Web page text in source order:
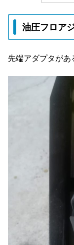
油圧フロア
先端アダプタがあ